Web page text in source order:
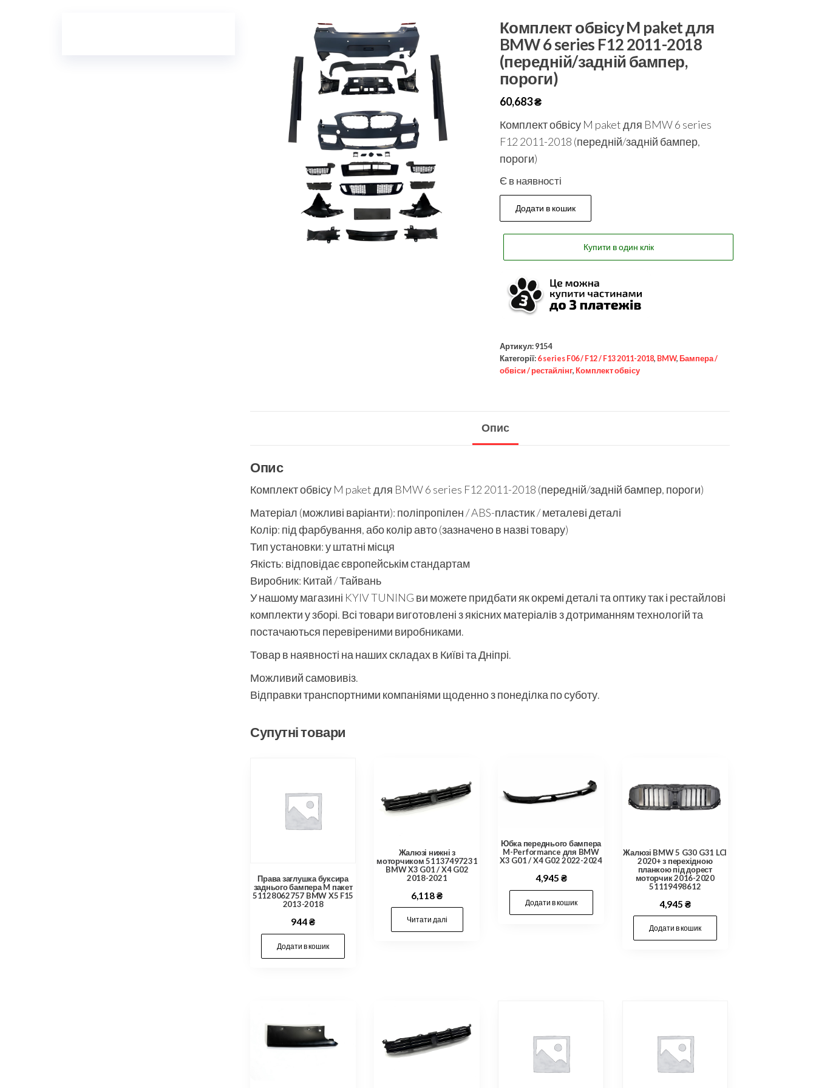
Комплект обвісу M paket для
BMW 6 series F12 2011-2018
(передній/задній бампер,
пороги)
60,683₴
Комплект обвісу M paket для BMW 6 series
F12 2011-2018 (передній/задній бампер,
пороги)
Є в наявності
Додати в кошик
Купити в один клік
Артикул: 9154
Категорії: 6 series F06 / F12 / F13 2011-2018, BMW, Бампера /
обвіси / рестайлінг, Комплект обвісу
Опис
Опис
Комплект обвісу M paket для BMW 6 series F12 2011-2018 (передній/задній бампер, пороги)
Матеріал (можливі варіанти): поліпропілен / ABS-пластик / металеві деталі
Колір: під фарбування, або колір авто (зазначено в назві товару)
Тип установки: у штатні місця
Якість: відповідає європейськім стандартам
Виробник: Китай / Тайвань
У нашому магазині KYIV TUNING ви можете придбати як окремі деталі та оптику так і рестайлові
комплекти у зборі. Всі товари виготовлені з якісних матеріалів з дотриманням технологій та
постачаються перевіреними виробниками.
Товар в наявності на наших складах в Київі та Дніпрі.
Можливий самовивіз.
Відправки транспортними компаніями щоденно з понеділка по суботу.
Супутні товари
Права заглушка буксира
заднього бампера M пакет
51128062757 BMW X5 F15
2013-2018
944₴
Додати в кошик
Жалюзі нижні з
моторчиком 51137497231
BMW X3 G01 / X4 G02
2018-2021
6,118₴
Читати далі
Юбка переднього бампера
M-Performance для BMW
X3 G01 / X4 G02 2022-2024
4,945 ₴
Додати в кошик
Жалюзі BMW 5 G30 G31 LCI
2020+ з перехідною
планкою під дорест
моторчик 2016-2020
51119498612
4,945 ₴
Додати в кошик